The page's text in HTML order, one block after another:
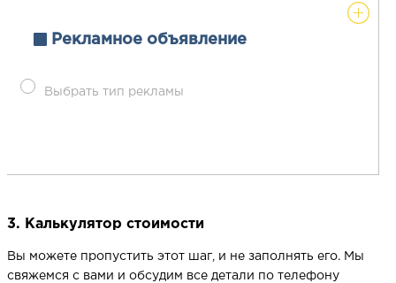
Рекламное объявление
Выбрать тип рекламы
3. Калькулятор стоимости
Вы можете пропустить этот шаг, и не заполнять его. Мы
свяжемся с вами и обсудим все детали по телефону